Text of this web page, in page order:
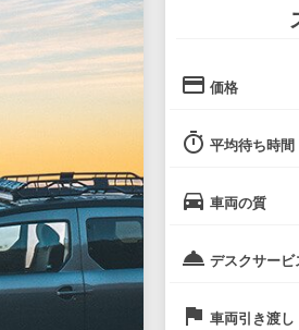
credit_card 価格
timer 平均待ち時間
directions_car 車両の質
room_service デスクサービ
flag 車両引き渡し